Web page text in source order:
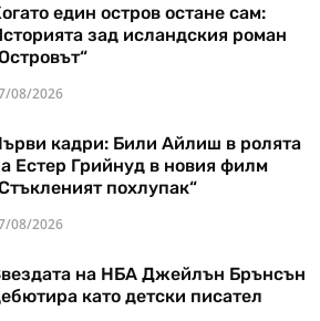
един остров остане сам:
зад исландския роман
08/2026
кадри: Били Айлиш в ролята
Естер Грийнуд в новия филм
похлупак“
08/2026
на НБА Джейлън Брънсън
като детски писател